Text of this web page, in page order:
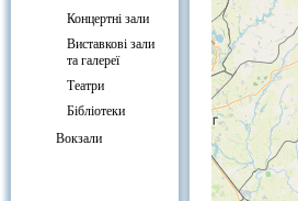
Концертні зали
Виставкові зали
та галереї
Театри
Бібліотеки
Вокзали